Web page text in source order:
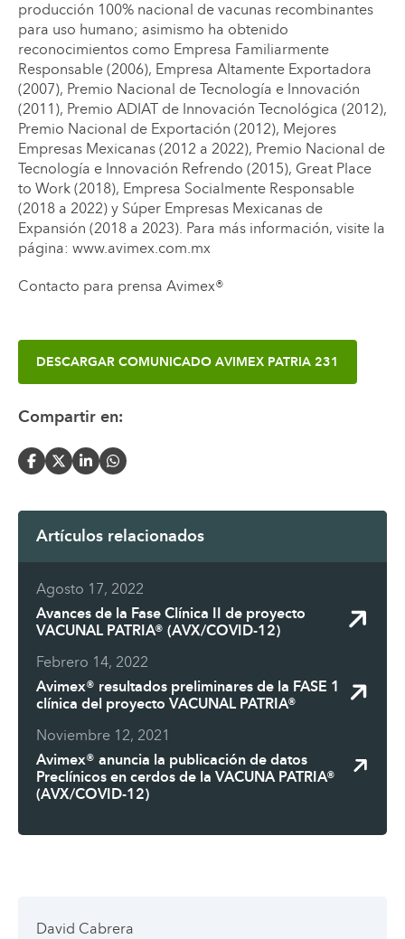
Artículos relacionados
Agosto 17, 2022
Avances de la Fase Clínica II de proyecto
VACUNAL PATRIA® (AVX/COVID-12)
Febrero 14, 2022
Avimex® resultados preliminares de la FASE 1
clínica del proyecto VACUNAL PATRIA®
Noviembre 12, 2021
Avimex® anuncia la publicación de datos
Preclínicos en cerdos de la VACUNA PATRIA®
(AVX/COVID-12)
producción 100% nacional de vacunas recombinantes
para uso humano; asimismo ha obtenido
reconocimientos como Empresa Familiarmente
Responsable (2006), Empresa Altamente Exportadora
(2007), Premio Nacional de Tecnología e Innovación
(2011), Premio ADIAT de Innovación Tecnológica (2012),
Premio Nacional de Exportación (2012), Mejores
Empresas Mexicanas (2012 a 2022), Premio Nacional de
Tecnología e Innovación Refrendo (2015), Great Place
to Work (2018), Empresa Socialmente Responsable
(2018 a 2022) y Súper Empresas Mexicanas de
Expansión (2018 a 2023). Para más información, visite la
página: www.avimex.com.mx
Contacto para prensa Avimex®
DESCARGAR COMUNICADO AVIMEX PATRIA 231
Compartir en:
David Cabrera